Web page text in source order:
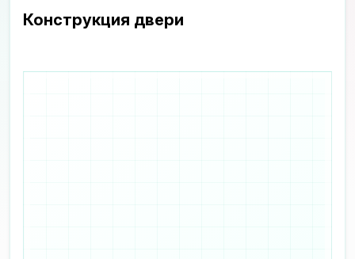
Конструкция двери